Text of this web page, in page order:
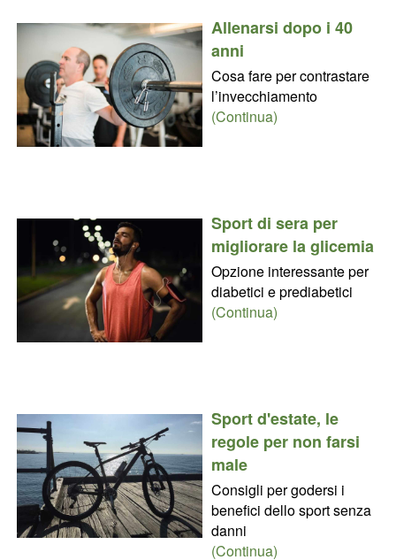
Allenarsi dopo i 40
anni
Cosa fare per contrastare
l’invecchiamento
(Continua)
Sport di sera per
migliorare la glicemia
Opzione interessante per
diabetici e prediabetici
(Continua)
Sport d'estate, le
regole per non farsi
male
Consigli per godersi i
benefici dello sport senza
danni
(Continua)